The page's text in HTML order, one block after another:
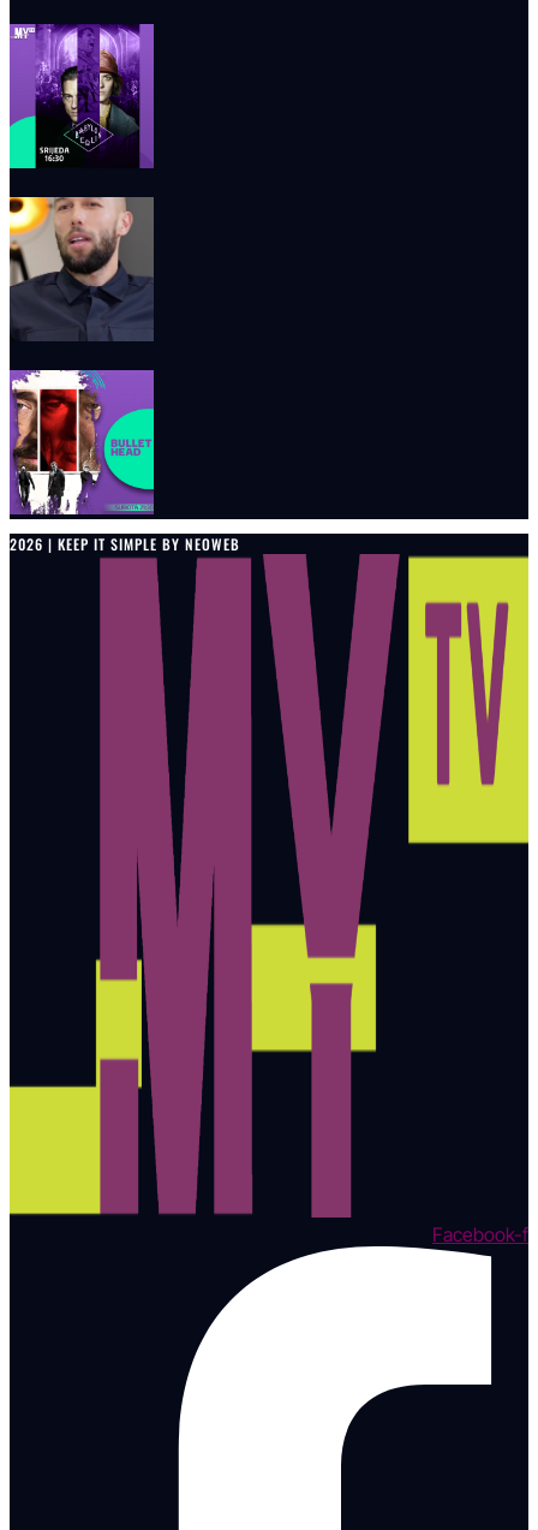
2026 | KEEP IT SIMPLE BY NEOWEB
Facebook-f